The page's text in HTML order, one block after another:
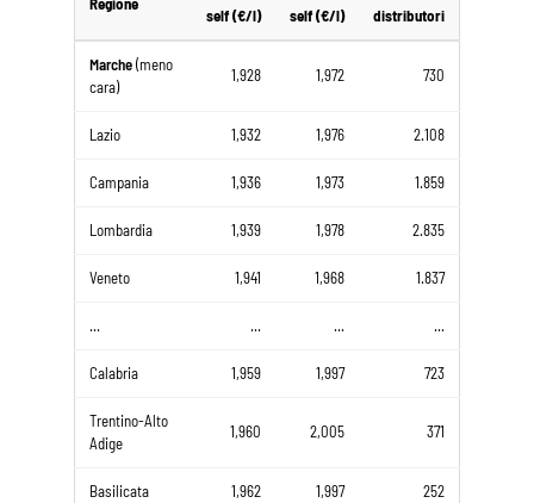
Regione
self (€/l)
self (€/l)
distributori
Marche(meno
cara)
1,928 1,972 730
Lazio 1,932 1,976 2.108
Campania 1,936 1,973 1.859
Lombardia 1,939 1,978 2.835
Veneto 1,941 1,968 1.837
... ... ... ...
Calabria 1,959 1,997 723
Trentino-Alto
Adige
1,960 2,005 371
Basilicata 1,962 1,997 252